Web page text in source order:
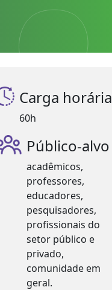
Carga horária
60h
Público-alvo
acadêmicos,
professores,
educadores,
pesquisadores,
profissionais do
setor público e
privado,
comunidade em
geral.